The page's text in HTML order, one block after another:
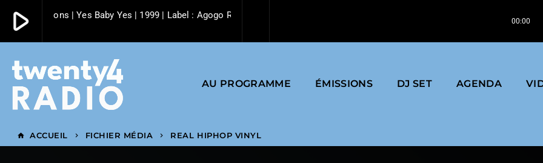
play_arrow
Mo' Horizons | Yes Baby Yes | 1999 | Label : Agogo Records
00:00
play_arrow
AU PROGRAMME ÉMISSIONS DJ SET AGENDA
home ACCUEIL keyboard_arrow_right FICHIER MÉDIA keyboard_arrow_right REAL HIPHOP VINYL